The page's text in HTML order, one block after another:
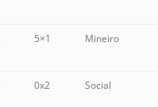
5×1 Mineiro
0x2 Social